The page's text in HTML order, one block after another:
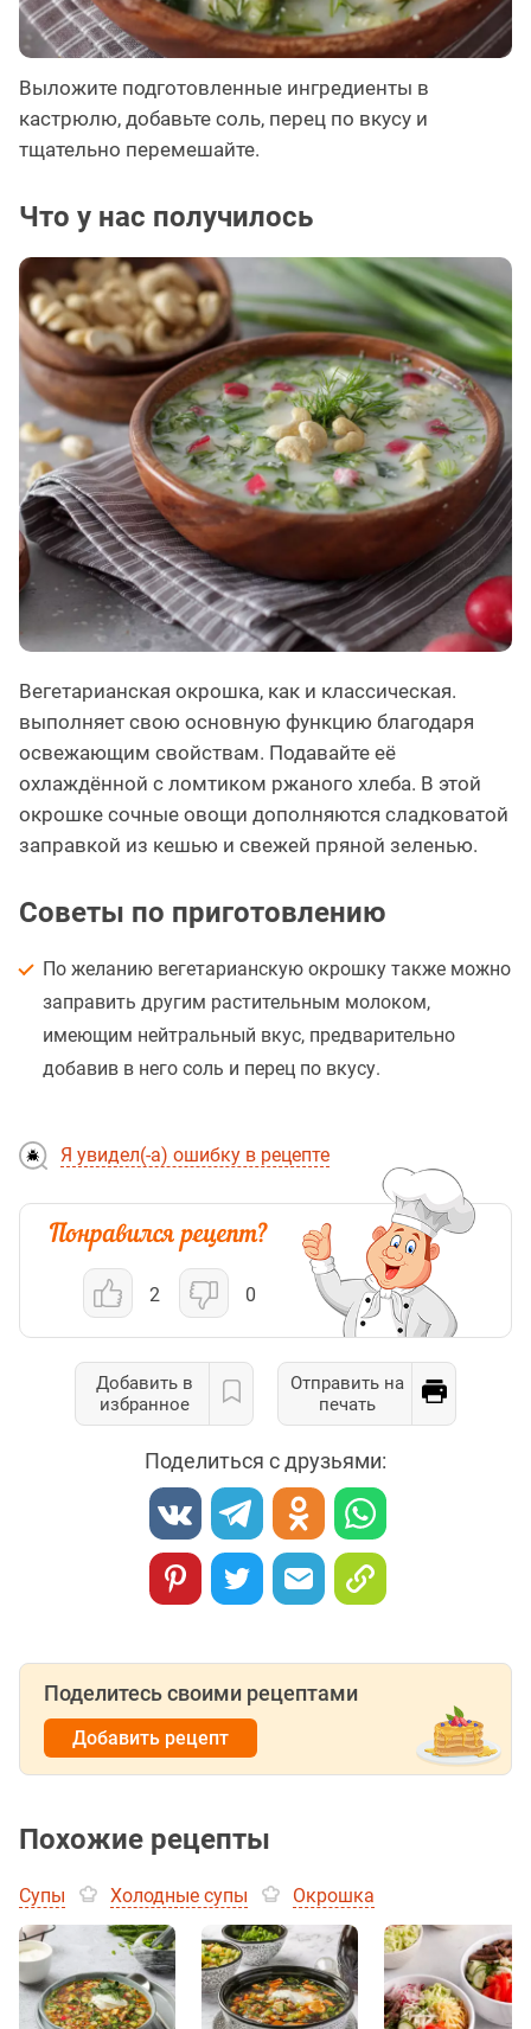
Выложите подготовленные ингредиенты в
кастрюлю, добавьте соль, перец по вкусу и
тщательно перемешайте.
Что у нас получилось
Вегетарианская окрошка, как и классическая.
выполняет свою основную функцию благодаря
освежающим свойствам. Подавайте её
охлаждённой с ломтиком ржаного хлеба. В этой
окрошке сочные овощи дополняются сладковатой
заправкой из кешью и свежей пряной зеленью.
Советы по приготовлению
По желанию вегетарианскую окрошку также можно
заправить другим растительным молоком,
имеющим нейтральный вкус, предварительно
добавив в него соль и перец по вкусу.
Я увидел(-а) ошибку в рецепте
2 0
Добавить в
избранное
Отправить на
печать
Поделиться с друзьями:
Поделитесь своими рецептами
Добавить рецепт
Похожие рецепты
Супы Холодные супы Окрошка